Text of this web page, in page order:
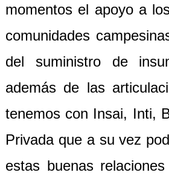
momentos el apoyo a
comunidades
del suministro de
además de las
tenemos con Insai, Inti,
Privada que a su vez
estas buenas